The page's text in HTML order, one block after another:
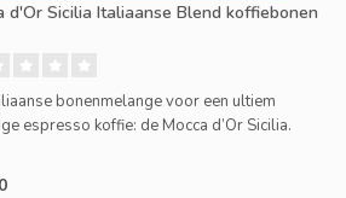
d'Or Sicilia Italiaanse Blend koffiebonen
bonenmelange voor een ultiem
espresso koffie: de Mocca d’Or Sicilia.